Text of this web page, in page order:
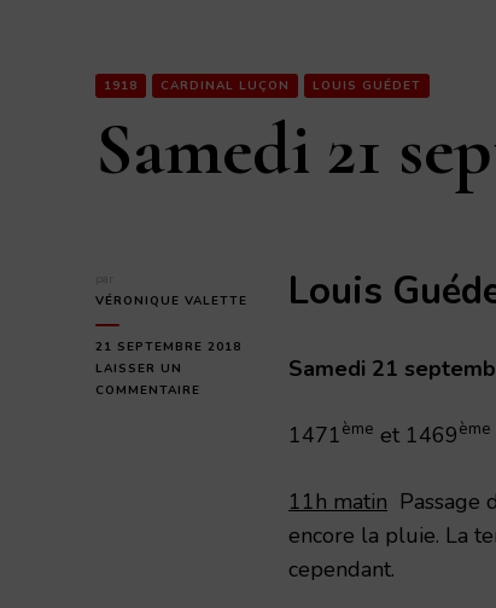
1918 CARDINAL LUÇON LOUIS GUÉDET
Samedi 21
VÉRONIQUE VALETTE
21 SEPTEMBRE 2018
LAISSER UN
COMMENTAIRE
Louis
Samedi 21
1471ème et 1469ème
11h matin Passage
encore la pluie. La
cependant.